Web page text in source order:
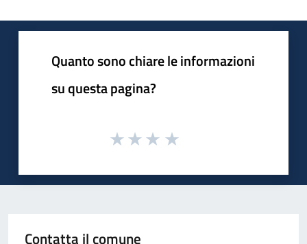
Quanto sono chiare le informazioni
su questa pagina?
Contatta il comune